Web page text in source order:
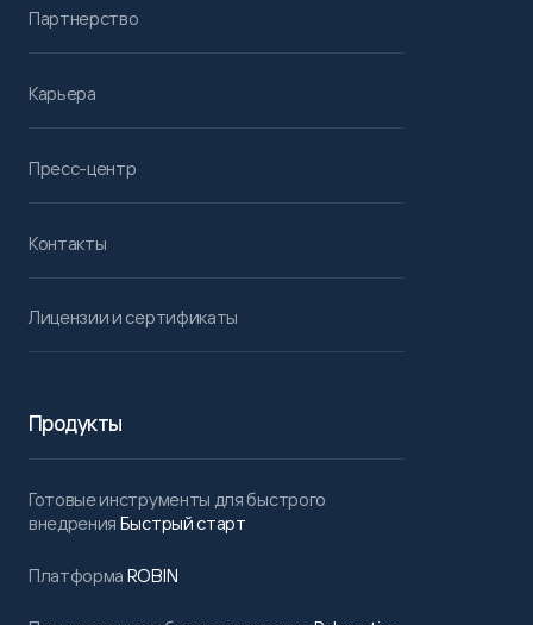
Партнерство
Карьера
Пресс-центр
Контакты
Лицензии и сертификаты
Продукты
Готовые инструменты для быстрого
внедрения Быстрый старт
Платформа ROBIN